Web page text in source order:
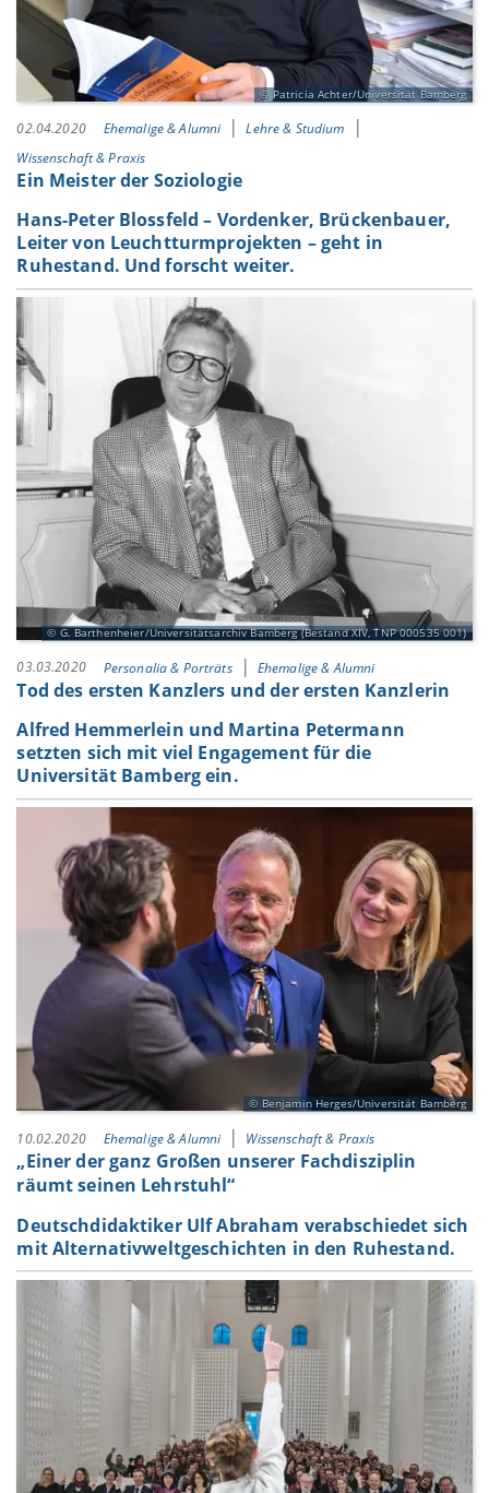
Patricia Achter/Universität Bamberg
02.04.2020 Ehemalige & Alumni
Lehre & Studium
Wissenschaft & Praxis
Ein Meister der Soziologie
Hans-Peter Blossfeld – Vordenker, Brückenbauer,
Leiter von Leuchtturmprojekten – geht in
Ruhestand. Und forscht weiter.
G. Barthenheier/Universitätsarchiv Bamberg (Bestand XIV, TNP 000535 001)
03.03.2020 Personalia & Porträts Ehemalige & Alumni
Tod des ersten Kanzlers und der ersten Kanzlerin
Alfred Hemmerlein und Martina Petermann
setzten sich mit viel Engagement für die
Universität Bamberg ein.
Benjamin Herges/Universität Bamberg
10.02.2020 Ehemalige & Alumni Wissenschaft & Praxis
„Einer der ganz Großen unserer Fachdisziplin
räumt seinen Lehrstuhl“
Deutschdidaktiker Ulf Abraham verabschiedet sich
mit Alternativweltgeschichten in den Ruhestand.